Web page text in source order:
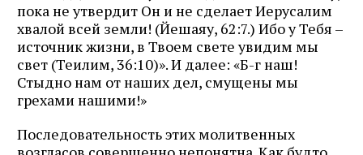
пока не утвердит Он и не сделает Иерусалим
хвалой всей земли! (Йешаяу, 62:7.) Ибо у Тебя –
источник жизни, в Твоем свете увидим мы
свет (Теилим, 36:10)». И далее: «Б-г наш!
Стыдно нам от наших дел, смущены мы
грехами нашими!»
Последовательность этих молитвенных